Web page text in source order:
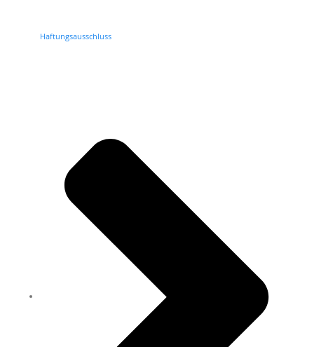
Haftungsausschluss